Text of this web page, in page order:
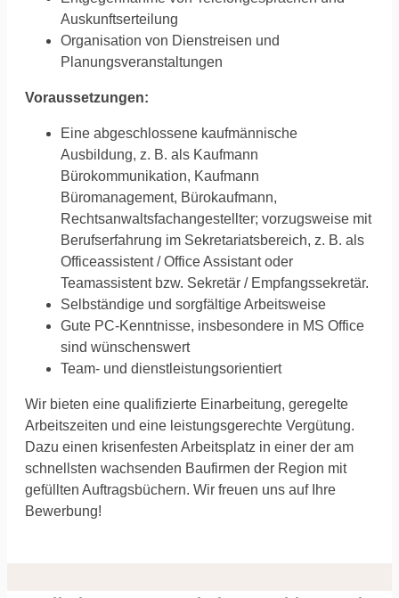
Auskunftserteilung
Organisation von Dienstreisen und
Planungsveranstaltungen
Voraussetzungen:
Eine abgeschlossene kaufmännische
Ausbildung, z. B. als Kaufmann
Bürokommunikation, Kaufmann
Büromanagement, Bürokaufmann,
Rechtsanwaltsfachangestellter; vorzugsweise mit
Berufserfahrung im Sekretariatsbereich, z. B. als
Officeassistent / Office Assistant oder
Teamassistent bzw. Sekretär / Empfangssekretär.
Selbständige und sorgfältige Arbeitsweise
Gute PC-Kenntnisse, insbesondere in MS Office
sind wünschenswert
Team- und dienstleistungsorientiert
Wir bieten eine qualifizierte Einarbeitung, geregelte
Arbeitszeiten und eine leistungsgerechte Vergütung.
Dazu einen krisenfesten Arbeitsplatz in einer der am
schnellsten wachsenden Baufirmen der Region mit
gefüllten Auftragsbüchern. Wir freuen uns auf Ihre
Bewerbung!